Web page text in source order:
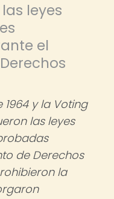
leyes
el
1964 y la Voting
las leyes
de Derechos
la